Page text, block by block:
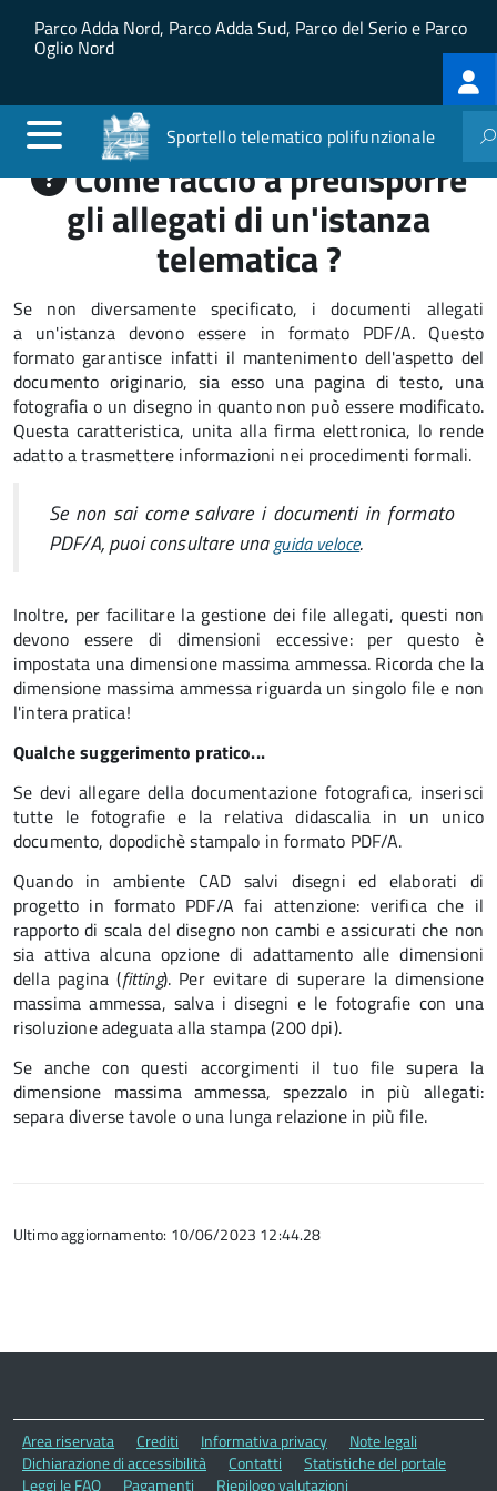
Salta al contenuto principale
Skip to site navigation
Parco Adda Nord, Parco Adda Sud, Parco del Serio e Parco
Oglio Nord
Sportello telematico polifunzionale
Come faccio a predisporre
gli allegati di un'istanza
telematica ?
Se non diversamente specificato, i documenti allegati
a un'istanza devono essere in formato PDF/A. Questo
formato garantisce infatti il mantenimento dell'aspetto del
documento originario, sia esso una pagina di testo, una
fotografia o un disegno in quanto non può essere modificato.
Questa caratteristica, unita alla firma elettronica, lo rende
adatto a trasmettere informazioni nei procedimenti formali.
Se non sai come salvare i documenti in formato
PDF/A, puoi consultare unaguida veloce.
Inoltre, per facilitare la gestione dei file allegati, questi non
devono essere di dimensioni eccessive: per questo è
impostata una dimensione massima ammessa. Ricorda che la
dimensione massima ammessa riguarda un singolo file e non
l'intera pratica!
Qualche suggerimento pratico...
Se devi allegare della documentazione fotografica, inserisci
tutte le fotografie e la relativa didascalia in un unico
documento, dopodichè stampalo in formato PDF/A.
Quando in ambiente CAD salvi disegni ed elaborati di
progetto in formato PDF/A fai attenzione: verifica che il
rapporto di scala del disegno non cambi e assicurati che non
sia attiva alcuna opzione di adattamento alle dimensioni
della pagina (fitting). Per evitare di superare la dimensione
massima ammessa, salva i disegni e le fotografie con una
risoluzione adeguata alla stampa (200 dpi).
Se anche con questi accorgimenti il tuo file supera la
dimensione massima ammessa, spezzalo in più allegati:
separa diverse tavole o una lunga relazione in più file.
Ultimo aggiornamento: 10/06/2023 12:44.28
Area riservata Crediti Informativa privacy
Note legali
Dichiarazione di accessibilità
Contatti
Statistiche del portale
Leggi le FAQ
Pagamenti Riepilogo valutazioni